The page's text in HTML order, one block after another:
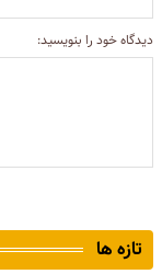
دیدگاه خود را بنویسید:
تازه ها